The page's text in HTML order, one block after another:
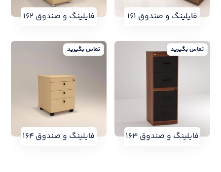
فایلینگ و صندوق ۱۶۱ فایلینگ و صندوق ۱۶۲
فایلینگ و صندوق ۱۶۳
تماس بگیرید
فایلینگ و صندوق ۱۶۴
تماس بگیرید